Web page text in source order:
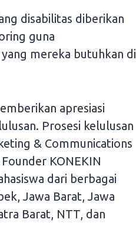
disabilitas diberikan
guna
mereka butuhkan di
apresiasi
Prosesi kelulusan
& Communications
KONEKIN
dari berbagai
Jawa Barat, Jawa
Barat, NTT, dan